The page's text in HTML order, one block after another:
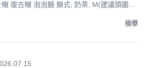
復古帽 泡泡鏡 鎖式, 奶茶, M(建議頭圍
檢舉